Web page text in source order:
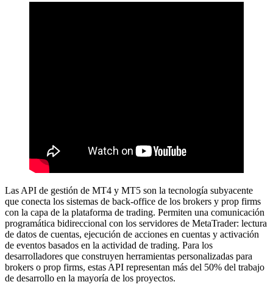
Las API de gestión de MT4 y MT5 son la tecnología subyacente
que conecta los sistemas de back-office de los brokers y prop firms
con la capa de la plataforma de trading. Permiten una comunicación
programática bidireccional con los servidores de MetaTrader: lectura
de datos de cuentas, ejecución de acciones en cuentas y activación
de eventos basados en la actividad de trading. Para los
desarrolladores que construyen herramientas personalizadas para
brokers o prop firms, estas API representan más del 50% del trabajo
de desarrollo en la mayoría de los proyectos.